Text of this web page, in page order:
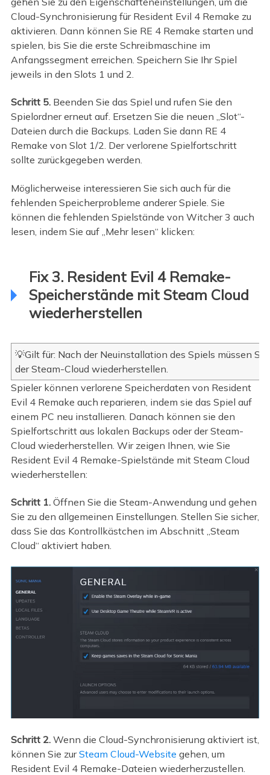
Cloud-Synchronisierung für Resident Evil 4 Remake zu
aktivieren. Dann können Sie RE 4 Remake starten und
spielen, bis Sie die erste Schreibmaschine im
Anfangssegment erreichen. Speichern Sie Ihr Spiel
jeweils in den Slots 1 und 2.
Schritt 5.Beenden Sie das Spiel und rufen Sie den
Spielordner erneut auf. Ersetzen Sie die neuen „Slot“-
Dateien durch die Backups. Laden Sie dann RE 4
Remake von Slot 1/2. Der verlorene Spielfortschritt
sollte zurückgegeben werden.
Möglicherweise interessieren Sie sich auch für die
fehlenden Speicherprobleme anderer Spiele. Sie
können die fehlenden Spielstände von Witcher 3 auch
lesen, indem Sie auf „Mehr lesen“ klicken:
Fix 3. Resident Evil 4 Remake-
Speicherstände mit Steam Cloud
wiederherstellen
💡Gilt für: Nach der Neuinstallation des Spiels müssen
der Steam-Cloud wiederherstellen.
Spieler können verlorene Speicherdaten von Resident
Evil 4 Remake auch reparieren, indem sie das Spiel auf
einem PC neu installieren. Danach können sie den
Spielfortschritt aus lokalen Backups oder der Steam-
Cloud wiederherstellen. Wir zeigen Ihnen, wie Sie
Resident Evil 4 Remake-Spielstände mit Steam Cloud
wiederherstellen:
Schritt 1.Öffnen Sie die Steam-Anwendung und gehen
Sie zu den allgemeinen Einstellungen. Stellen Sie sicher,
dass Sie das Kontrollkästchen im Abschnitt „Steam
Cloud“ aktiviert haben.
Schritt 2.Wenn die Cloud-Synchronisierung aktiviert ist,
können Sie zurSteam Cloud-Website gehen, um
Resident Evil 4 Remake-Dateien wiederherzustellen.